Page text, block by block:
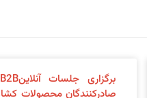
صادرکنندگان محصولات